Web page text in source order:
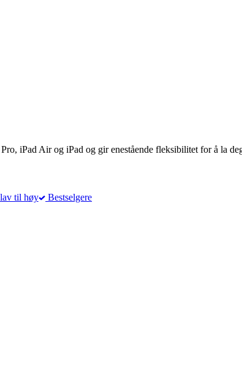
iPad Air og iPad og gir enestående fleksibilitet for å la
til høy Bestselgere